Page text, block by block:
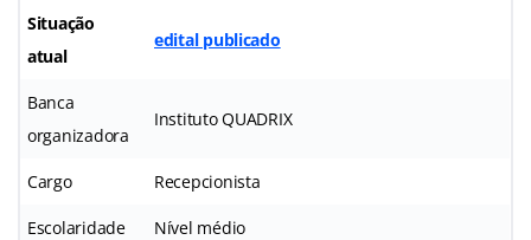
Situação
atual
edital publicado
Banca
organizadora
Instituto QUADRIX
Cargo Recepcionista
Escolaridade Nível médio